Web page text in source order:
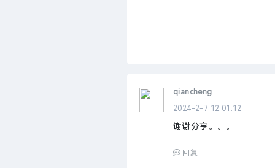
qiancheng
2024-2-7 12:01:12
谢谢分享。。。
回复